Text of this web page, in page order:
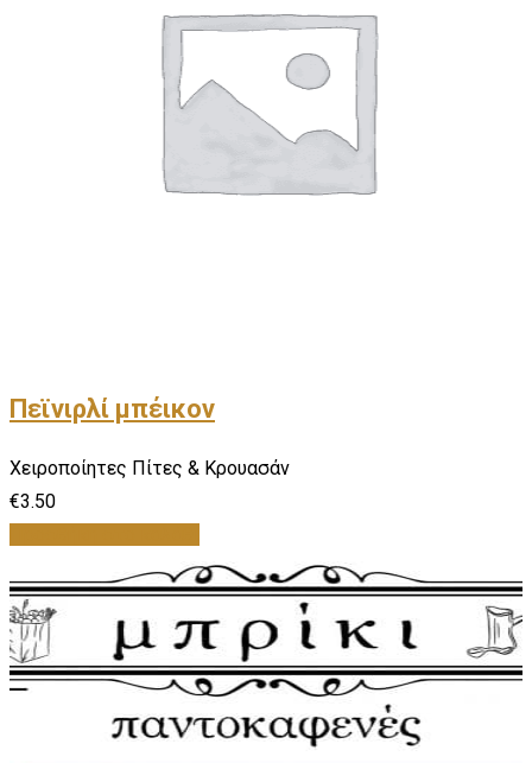
Πεϊνιρλί μπέικον
Χειροποίητες Πίτες & Κρουασάν
€3.50